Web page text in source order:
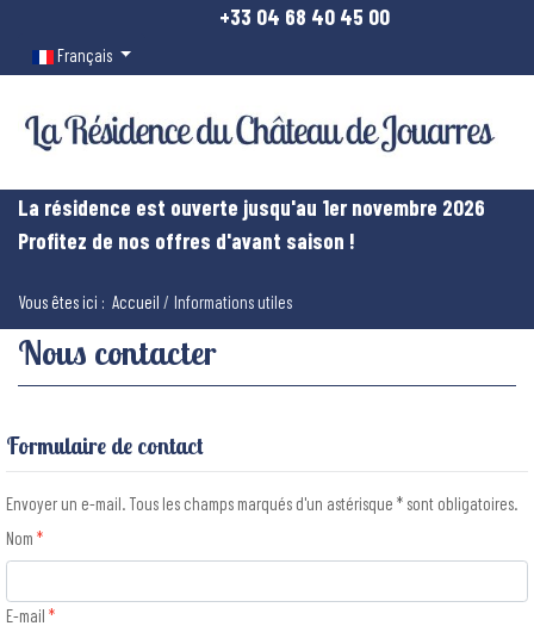
+33 04 68 40 45 00
Sélectionnez votre langue
Français
La résidence est ouverte jusqu'au 1er novembre 2026
Profitez de nos offres d'avant saison !
Vous êtes ici : Accueil Informations utiles
Nous contacter
Formulaire de contact
Envoyer un e-mail. Tous les champs marqués d'un astérisque * sont obligatoires.
Nom *
E-mail *